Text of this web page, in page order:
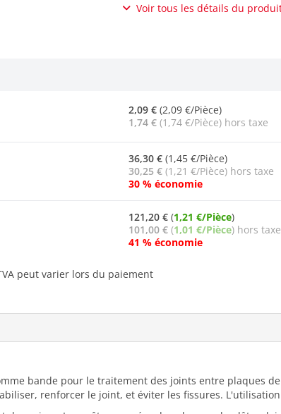
Voir tous les détails du
2,09 € (2,09 €/Pièce)
1,74 € (1,74 €/Pièce) hors taxe
36,30 € (1,45 €/Pièce)
30,25 € (1,21 €/Pièce) hors taxe
30 % économie
121,20 € (1,21 €/Pièce)
101,00 € (1,01 €/Pièce) hors taxe
41 % économie
peut varier lors du paiement
bande pour le traitement des joints entre plaques
renforcer le joint, et éviter les fissures.